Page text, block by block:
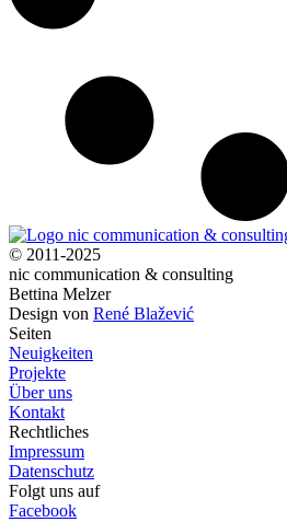
© 2011-2025
nic communication & consulting
Bettina Melzer
Design von René Blažević
Seiten
Neuigkeiten
Projekte
Über uns
Kontakt
Rechtliches
Impressum
Datenschutz
Folgt uns auf
Facebook